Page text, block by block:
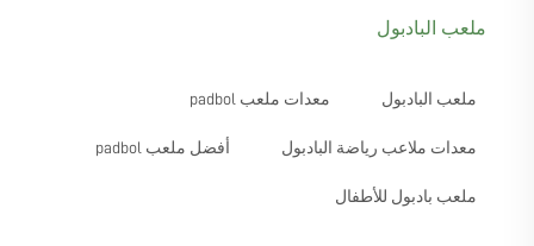
ملعب البادبول
ملعب البادبول معدات ملعب padbol
معدات ملاعب رياضة البادبول أفضل ملعب padbol
ملعب بادبول للأطفال